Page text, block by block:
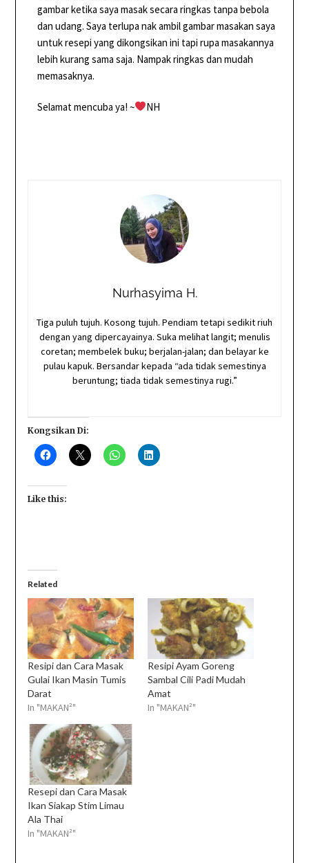
gambar ketika saya masak secara ringkas tanpa bebola
dan udang. Saya terlupa nak ambil gambar masakan saya
untuk resepi yang dikongsikan ini tapi rupa masakannya
lebih kurang sama saja. Nampak ringkas dan mudah
memasaknya.
Selamat mencuba ya! ~ NH
Nurhasyima H.
Tiga puluh tujuh. Kosong tujuh. Pendiam tetapi sedikit riuh
dengan yang dipercayainya. Suka melihat langit; menulis
coretan; membelek buku; berjalan-jalan; dan belayar ke
pulau kapuk. Bersandar kepada “ada tidak semestinya
beruntung; tiada tidak semestinya rugi.”
Kongsikan Di:
Like this:
Related
Resipi dan Cara Masak
Gulai Ikan Masin Tumis
Darat
In "MAKAN²"
Resipi Ayam Goreng
Sambal Cili Padi Mudah
Amat
In "MAKAN²"
Resepi dan Cara Masak
Ikan Siakap Stim Limau
Ala Thai
In "MAKAN²"